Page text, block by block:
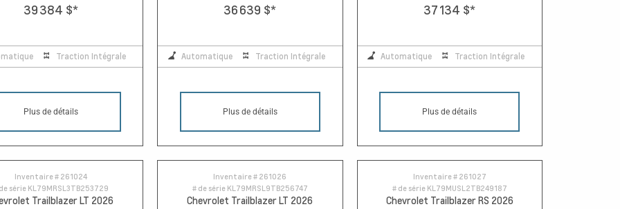
39 384 $*
Traction Intégrale
Plus de détails
36 639 $*
Automatique Traction Intégrale
Plus de détails
37 134 $*
Automatique Traction Intégrale
Plus de détails
Inventaire # 261024
série KL79MRSL3TB253729
Trailblazer LT 2026
Inventaire # 261026
# de série KL79MRSL9TB256747
Chevrolet Trailblazer LT 2026
Inventaire # 261027
# de série KL79MUSL2TB249187
Chevrolet Trailblazer RS 2026